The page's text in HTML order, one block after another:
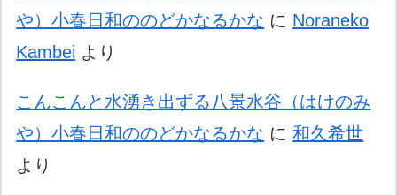
や）小春日和ののどかなるかな に Noraneko
Kambei より
こんこんと水湧き出ずる八景水谷（はけのみ
や）小春日和ののどかなるかな に和久希世
より